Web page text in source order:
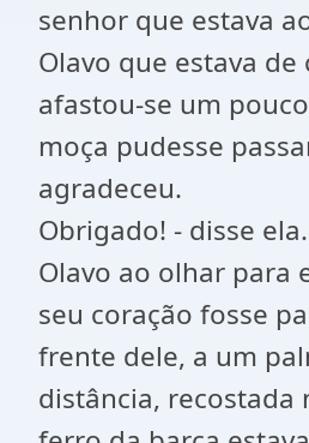
senhor que estava
Olavo que estava de
afastou-se um
moça pudesse
agradeceu.
Obrigado! - disse ela.
Olavo ao olhar para
seu coração fosse
frente dele, a um
distância, recostada